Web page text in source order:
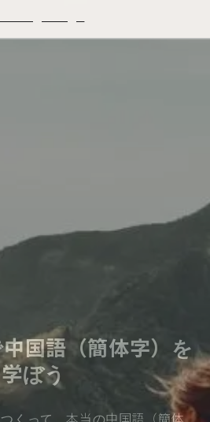
国語（簡体字）を
学ぼう
くって、本当の中国語（簡体